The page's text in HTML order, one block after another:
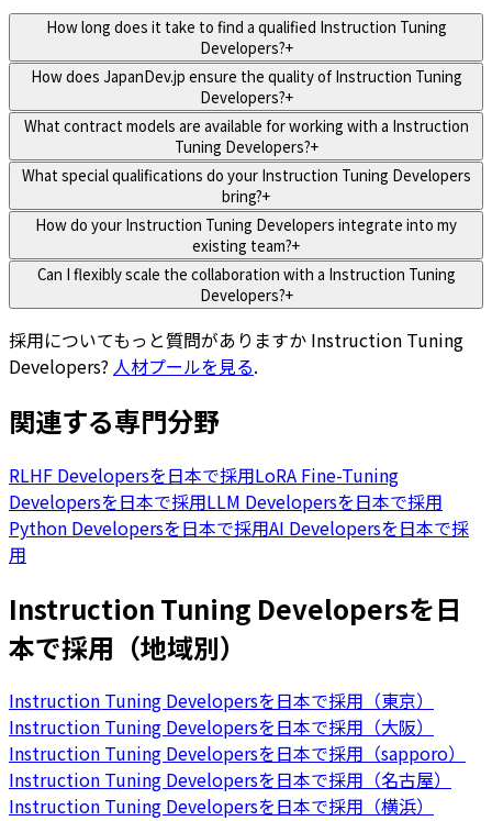
How long does it take to find a qualified Instruction Tuning
Developers?+
How does JapanDev.jp ensure the quality of Instruction Tuning
Developers?+
What contract models are available for working with a Instruction
Tuning Developers?+
What special qualifications do your Instruction Tuning Developers
bring?+
How do your Instruction Tuning Developers integrate into my
existing team?+
Can I flexibly scale the collaboration with a Instruction Tuning
Developers?+
採用についてもっと質問がありますか Instruction Tuning
Developers? 人材プールを見る.
関連する専門分野
RLHF Developersを日本で採用LoRA Fine-Tuning
Developersを日本で採用LLM Developersを日本で採用
Python Developersを日本で採用AI Developersを日本で採
用
Instruction Tuning Developersを日
本で採用（地域別）
Instruction Tuning Developersを日本で採用（東京）
Instruction Tuning Developersを日本で採用（大阪）
Instruction Tuning Developersを日本で採用（sapporo）
Instruction Tuning Developersを日本で採用（名古屋）
Instruction Tuning Developersを日本で採用（横浜）